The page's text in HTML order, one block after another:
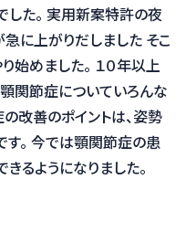
した。 実用新案特許の夜
に上がりだしました そこ
めました。 １０年以上
関節症についていろんな
改善のポイントは、姿勢
す。 今では顎関節症の患
るようになりました。